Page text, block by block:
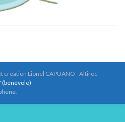
création Lionel CAPUANO - Altiroc
(bénévole)